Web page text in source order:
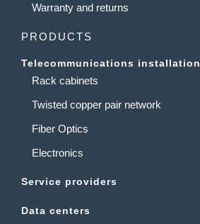
Warranty and returns
PRODUCTS
Telecommunications
Rack cabinets
Twisted copper pair network
Fiber Optics
Electronics
Service providers
Data centers